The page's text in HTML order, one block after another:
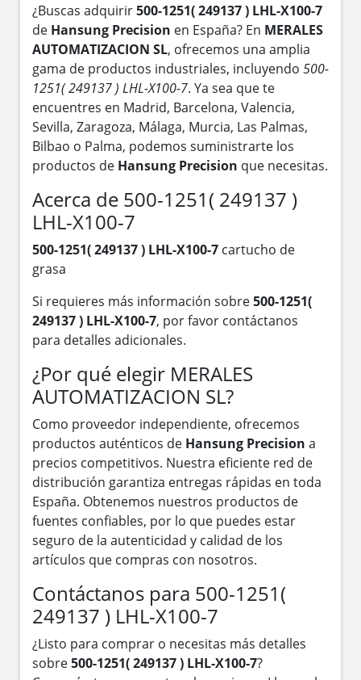
¿Buscas adquirir500-1251( 249137 ) LHL-X100-7
de Hansung Precision en España? En MERALES
AUTOMATIZACION SL, ofrecemos una amplia
gama de productos industriales, incluyendo 500-
1251( 249137 ) LHL-X100-7. Ya sea que te
encuentres en Madrid, Barcelona, Valencia,
Sevilla, Zaragoza, Málaga, Murcia, Las Palmas,
Bilbao o Palma, podemos suministrarte los
productos de Hansung Precision que necesitas.
Acerca de 500-1251( 249137 )
LHL-X100-7
500-1251( 249137 ) LHL-X100-7 cartucho de
grasa
Si requieres más información sobre500-1251(
249137 ) LHL-X100-7, por favor contáctanos
para detalles adicionales.
¿Por qué elegir MERALES
AUTOMATIZACION SL?
Como proveedor independiente, ofrecemos
productos auténticos de Hansung Precision a
precios competitivos. Nuestra eficiente red de
distribución garantiza entregas rápidas en toda
España. Obtenemos nuestros productos de
fuentes confiables, por lo que puedes estar
seguro de la autenticidad y calidad de los
artículos que compras con nosotros.
Contáctanos para 500-1251(
249137 ) LHL-X100-7
¿Listo para comprar o necesitas más detalles
sobre500-1251( 249137 ) LHL-X100-7?